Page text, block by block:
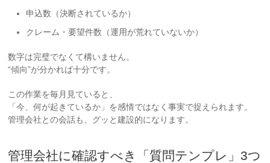
申込数（決断されているか）
クレーム・要望件数（運用が荒れていないか）
数字は完璧でなくて構いません。
“傾向”が分かれば十分です。
この作業を毎月見ていると、
「今、何が起きているか」を感情ではなく事実で捉えられます。
管理会社との会話も、グッと建設的になります。
管理会社に確認すべき「質問テンプレ」3つ